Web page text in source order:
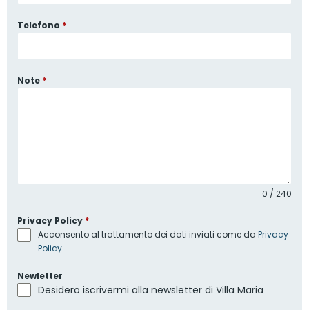
Telefono *
Note *
0 / 240
Privacy Policy *
Acconsento al trattamento dei dati inviati come da Privacy
Policy
Newletter
Desidero iscrivermi alla newsletter di Villa Maria